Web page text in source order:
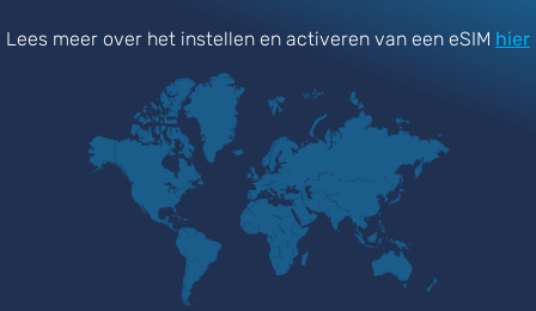
Lees meer over het instellen en activeren van een eSIM hier